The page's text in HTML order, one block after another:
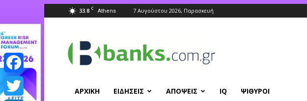
33.8 C Athens 7 Αυγούστου 2026, Παρασκευή
ΑΡΧΙΚΗ ΕΙΔΗΣΕΙΣ ΑΠΟΨΕΙΣ IQ ΨΙΘΥΡΟΙ
Facebook